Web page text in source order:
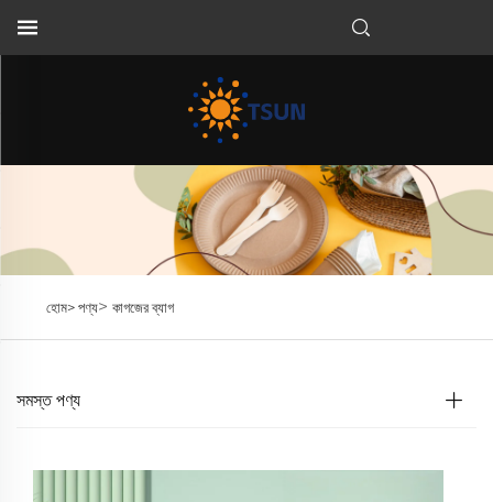
হোম>পণ্য> কাগজের ব্যাগ
সমস্ত পণ্য